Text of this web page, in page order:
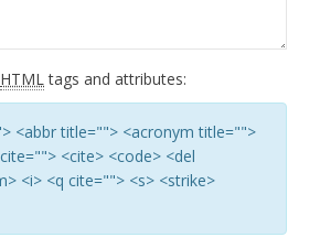
HTMLtags and attributes:
<abbr title=""> <acronym title="">
<cite> <code> <del
<i> <q cite=""> <s> <strike>